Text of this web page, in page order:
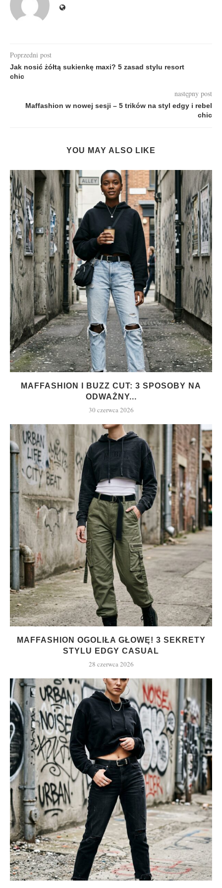
Poprzedni post
Jak nosić żółtą sukienkę maxi? 5 zasad stylu resort
chic
następny post
Maffashion w nowej sesji – 5 trików na styl edgy i rebel
chic
YOU MAY ALSO LIKE
MAFFASHION I BUZZ CUT: 3 SPOSOBY NA
ODWAŻNY...
30 czerwca 2026
MAFFASHION OGOLIŁA GŁOWĘ! 3 SEKRETY
STYLU EDGY CASUAL
28 czerwca 2026